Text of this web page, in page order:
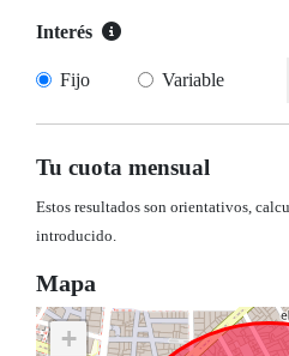
Interés
Fijo Variable
Tu cuota mensual
Estos resultados son orientativos,
introducido.
Mapa
+